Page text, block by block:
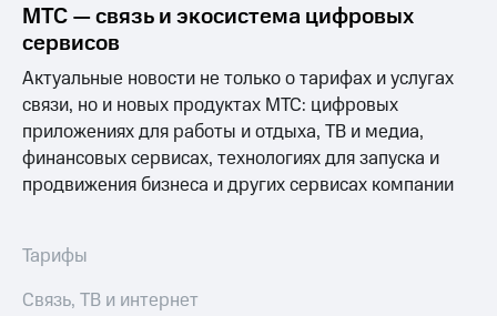
и
аудит
акций
Описание
Программа
приобретения
Порядок
облигаций
МТС — связь и экосистема цифровых
сервисов
Актуальные новости не только о тарифах и услугах
связи, но и новых продуктах МТС: цифровых
приложениях для работы и отдыха, ТВ и медиа,
финансовых сервисах, технологиях для запуска и
продвижения бизнеса и других сервисах компании
Тарифы
Связь, ТВ и интернет